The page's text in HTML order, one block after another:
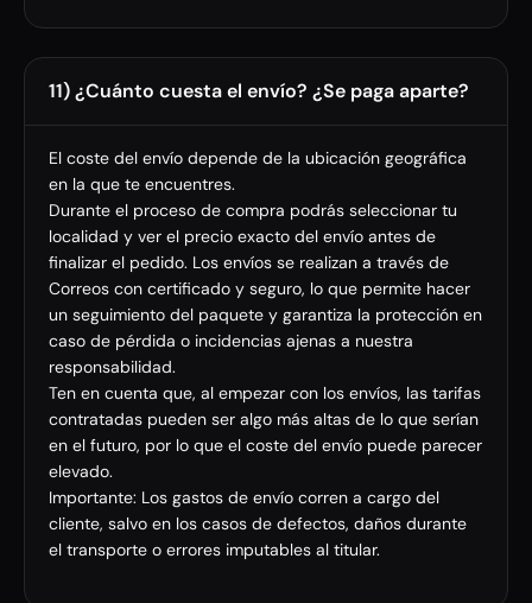
11) ¿Cuánto cuesta el envío? ¿Se paga aparte?
El coste del envío depende de la ubicación geográfica
en la que te encuentres.
Durante el proceso de compra podrás seleccionar tu
localidad y ver el precio exacto del envío antes de
finalizar el pedido. Los envíos se realizan a través de
Correos con certificado y seguro, lo que permite hacer
un seguimiento del paquete y garantiza la protección en
caso de pérdida o incidencias ajenas a nuestra
responsabilidad.
Ten en cuenta que, al empezar con los envíos, las tarifas
contratadas pueden ser algo más altas de lo que serían
en el futuro, por lo que el coste del envío puede parecer
elevado.
Importante: Los gastos de envío corren a cargo del
cliente, salvo en los casos de defectos, daños durante
el transporte o errores imputables al titular.